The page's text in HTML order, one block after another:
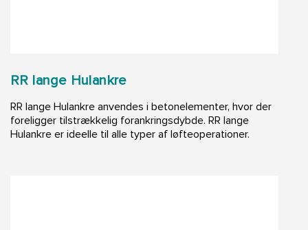
RR lange Hulankre
RR lange Hulankre anvendes i betonelementer, hvor der
foreligger tilstrækkelig forankringsdybde. RR lange
Hulankre er ideelle til alle typer af løfteoperationer.